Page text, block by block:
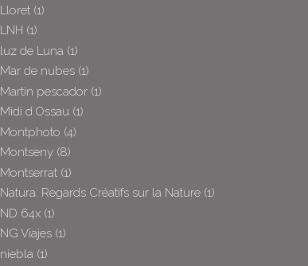
Lloret (1)
LNH (1)
luz de Luna (1)
Mar de nubes (1)
Martin pescador (1)
Midi d´Ossau (1)
Montphoto (4)
Montseny (8)
Montserrat (1)
Natura: Regards Créatifs sur la Nature (1)
ND 64x (1)
NG Viajes (1)
niebla (1)